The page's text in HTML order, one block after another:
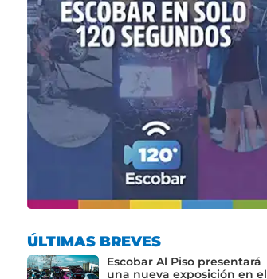
ÚLTIMAS BREVES
Escobar Al Piso presentará
una nueva exposición en el